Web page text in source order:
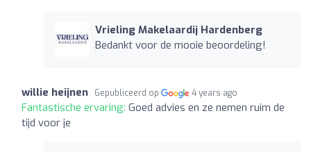
Vrieling Makelaardij Hardenberg
Bedankt voor de mooie beoordeling!
willie heijnen Gepubliceerd op 4 years ago
Fantastische ervaring: Goed advies en ze nemen ruim de
tijd voor je